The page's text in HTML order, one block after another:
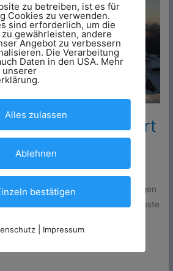
für Best Ski Resort
der Startschuss für die Befragungen
Resort 2016, in der wieder das beste
Gästesicht ermittelt wird.
zu betreiben, ist es für
Cookies zu verwenden.
sind erforderlich, um die
gewährleisten, andere
Angebot zu verbessern
Die Verarbeitung
Daten in den USA. Mehr
unserer
Alles zulassen
Ablehnen
bestätigen
Impressum